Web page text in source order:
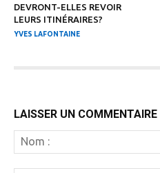
DEVRONT-ELLES REVOIR
LEURS ITINÉRAIRES?
YVES LAFONTAINE
LAISSER UN COMMENTAIRE